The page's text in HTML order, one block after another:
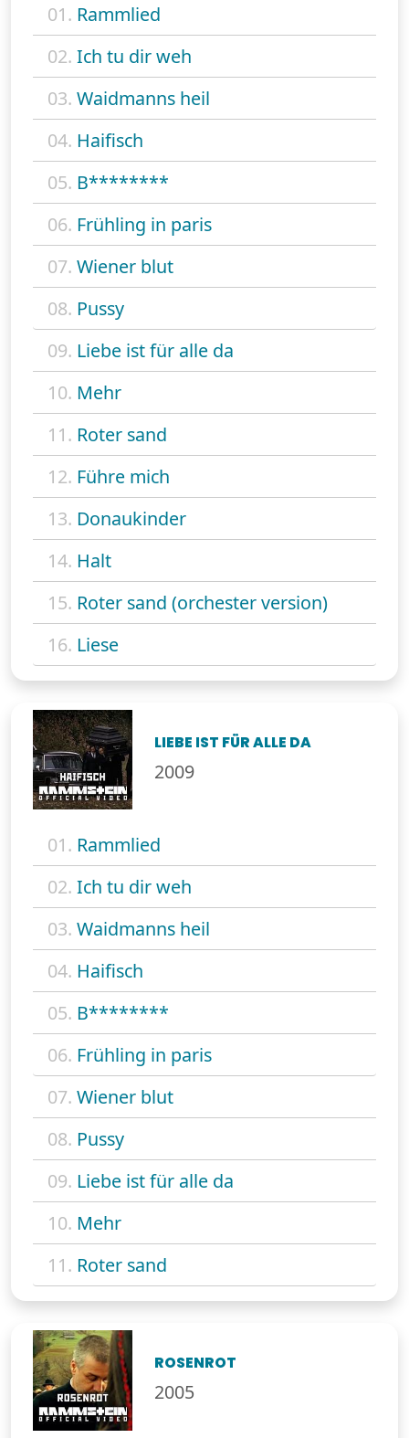
01. Rammlied
02. Ich tu dir weh
03. Waidmanns heil
04. Haifisch
05. B********
06. Frühling in paris
07. Wiener blut
08. Pussy
09. Liebe ist für alle da
10. Mehr
11. Roter sand
12. Führe mich
13. Donaukinder
14. Halt
15. Roter sand (orchester version)
16. Liese
LIEBE IST FÜR ALLE DA
2009
01. Rammlied
02. Ich tu dir weh
03. Waidmanns heil
04. Haifisch
05. B********
06. Frühling in paris
07. Wiener blut
08. Pussy
09. Liebe ist für alle da
10. Mehr
11. Roter sand
ROSENROT
2005